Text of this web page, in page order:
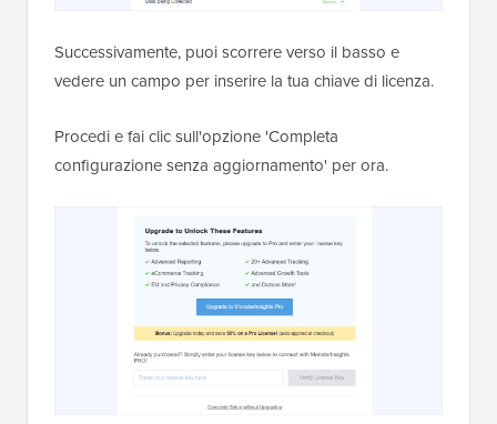
Successivamente, puoi scorrere verso il basso e
vedere un campo per inserire la tua chiave di licenza.
Procedi e fai clic sull'opzione 'Completa
configurazione senza aggiornamento' per ora.